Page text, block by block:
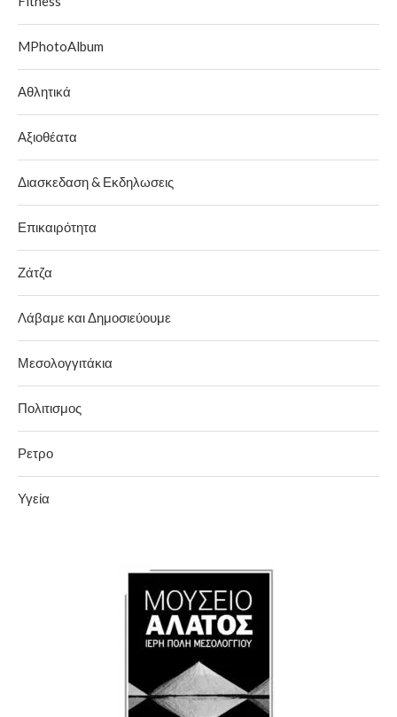
MPhotoAlbum
Αθλητικά
Αξιοθέατα
Διασκεδαση & Εκδηλωσεις
Επικαιρότητα
Ζάτζα
Λάβαμε και Δημοσιεύουμε
Μεσολογγιτάκια
Πολιτισμος
Ρετρο
Υγεία